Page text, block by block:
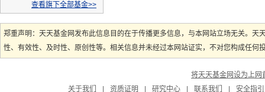
持有混合C
查看旗下全部基金>>
郑重声明：天天基金网发布此信息目的在于传播更多信息，与本网站立场无关。
性、有效性、及时性、原创性等。相关信息并未经过本网站证实，不对您构成任
将天天基金网设为上网
关于我们
资质证明 研究中心 联系我们
安全指引